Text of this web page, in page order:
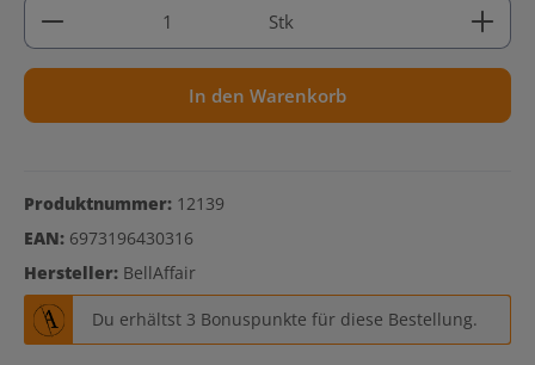
Produkt Anzahl: Gib den gewünschten Wert ein
Stk
In den Warenkorb
Produktnummer: 12139
EAN: 6973196430316
Hersteller: BellAffair
Du erhältst 3 Bonuspunkte für diese Bestellung.